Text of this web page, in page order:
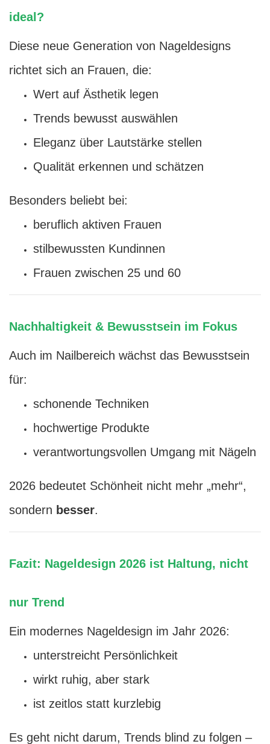
ideal?
Diese neue Generation von Nageldesigns
richtet sich an Frauen, die:
Wert auf Ästhetik legen
Trends bewusst auswählen
Eleganz über Lautstärke stellen
Qualität erkennen und schätzen
Besonders beliebt bei:
beruflich aktiven Frauen
stilbewussten Kundinnen
Frauen zwischen 25 und 60
Nachhaltigkeit & Bewusstsein im Fokus
Auch im Nailbereich wächst das Bewusstsein
für:
schonende Techniken
hochwertige Produkte
verantwortungsvollen Umgang mit Nägeln
2026 bedeutet Schönheit nicht mehr „mehr“,
sondern besser.
Fazit: Nageldesign 2026 ist Haltung, nicht
nur Trend
Ein modernes Nageldesign im Jahr 2026:
unterstreicht Persönlichkeit
wirkt ruhig, aber stark
ist zeitlos statt kurzlebig
Es geht nicht darum, Trends blind zu folgen –